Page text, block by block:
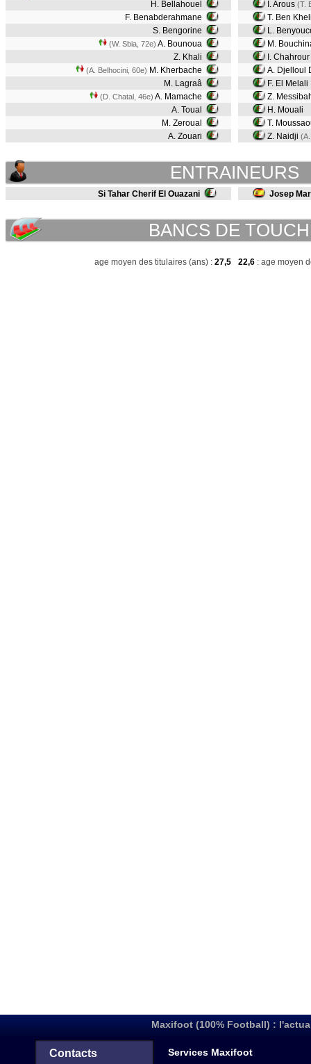
H. Bellahouel
F. Benabderahmane
S. Bengorine
(W. Sbia, 72e) A. Bounoua
Z. Khali
(A. Belhocini, 60e) M. Kherbache
M. Lagraâ
(D. Chatal, 46e) A. Mamache
A. Toual
M. Zeroual
A. Zouari
I. Arous (T.
T. Ben
L.
M.
I. Chahrour
A. Djelloul
F. El Melali
Z.
H. Mouali
T.
Z. Naidji
ENTRAINEURS
Si Tahar Cherif El Ouazani Josep
BANCS DE
age moyen des titulaires (ans) : 27,5 22,6 : age moyen
Maxifoot (100% Football) :
Contacts Services Maxifoot